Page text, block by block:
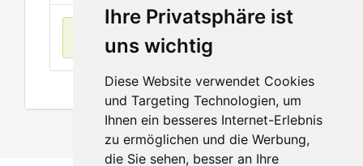
Ihre Privatsphäre ist
uns wichtig
Diese Website verwendet Cookies
und Targeting Technologien, um
Ihnen ein besseres Internet-Erlebnis
zu ermöglichen und die Werbung,
die Sie sehen, besser an Ihre